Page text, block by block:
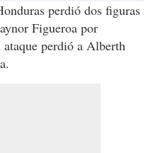
perdió dos figuras
Figueroa por
perdió a Alberth